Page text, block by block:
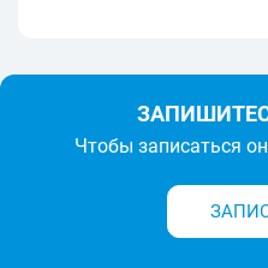
Чтобы записаться